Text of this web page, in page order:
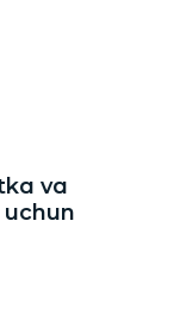
va